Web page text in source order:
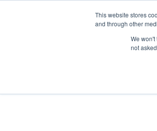
This website stores
and through other
We
not